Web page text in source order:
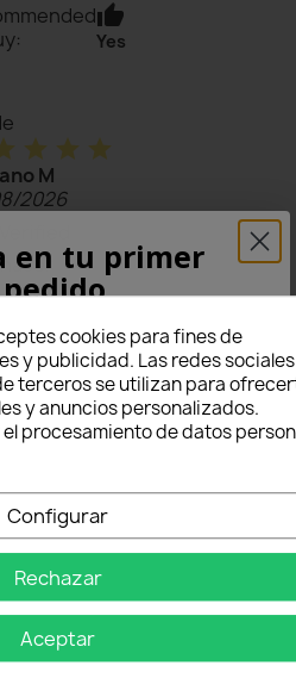
thumb_up
Yes
star star star
M
2026
ottimo
tutti i punti
lo
a tutti.
cookies para fines de
y publicidad. Las redes
terceros se utilizan para
y anuncios personalizados.
procesamiento de datos
Configurar
Rechazar
Aceptar
en tu primer
pedido
PARA TI!
electrónico aquí abajo
5% DE DESCUENTOen tu
pedido.